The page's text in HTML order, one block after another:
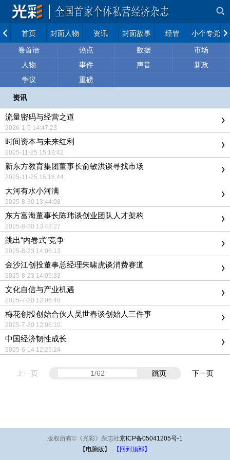
首页 封面人物 资讯 封面故事 经管
小个专党建
卷首语
热点 数据
市场
人物
事件 声音
新政
争议
重磅
资讯
流量密码与经营之道
2026-1-5 14:47:23
时间资本与未来红利
2025-11-25 15:18:42
新东方教育集团董事长俞敏洪谈寻找市场
2025-11-25 15:16:44
大河有水小河满
2025-8-30 13:44:08
东方富海董事长陈玮谈创业团队人才架构
2025-8-30 13:43:27
跳出“内卷式”竞争
2025-8-23 14:06:13
金沙江创投董事总经理朱啸虎谈消费赛道
2025-8-23 14:05:33
文化自信与产业机遇
2025-7-20 12:06:48
梅花创投创始合伙人吴世春谈创始人三件事
2025-7-20 12:06:10
中国经济韧性成长
2025-6-14 12:25:24
上一页 跳页 下一页
版权所有© 《光彩》杂志社京ICP备05041205号-1
【电脑版】
【回到顶部】